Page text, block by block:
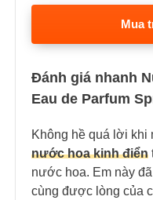
Mua
Đánh giá nhanh
Eau de Parfum
Không hề quá lời khi
nước hoa kinh điển
nước hoa. Em này đã
cùng được lòng của